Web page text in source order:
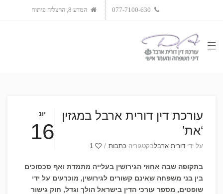
המדע 8, הרצליה פיתוח
יונ
16
עורכת דין דורית ארבל במגזין
‘את’
על ידי דורית ארבלבקטגוריה כתבות /
בתקופה שבה אחוזי הגירושין בעלייה מתמדת ואף סכסוכים
בין בני משפחה שאינם קשורים לגירושין, מוכרעים על ידי
שופטים, מספר עורכי הדין בישראל הולך וגדל, חוק גישור